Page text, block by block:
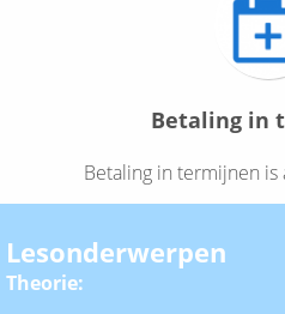
Betaling in
Betaling in termijnen
Lesonderwerpen
Theorie: